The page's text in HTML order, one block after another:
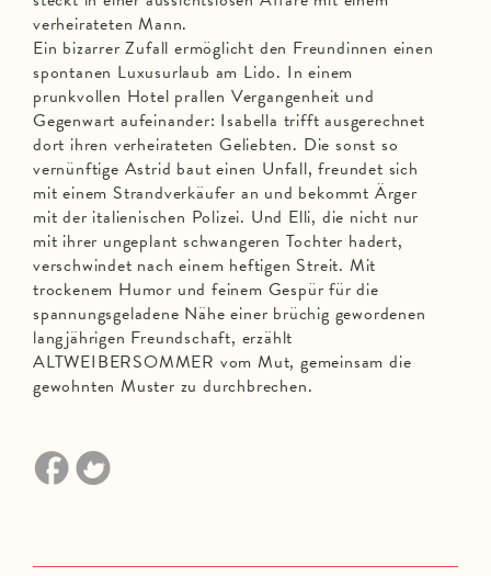
verheirateten Mann.
Ein bizarrer Zufall ermöglicht den Freundinnen einen
spontanen Luxusurlaub am Lido. In einem
prunkvollen Hotel prallen Vergangenheit und
Gegenwart aufeinander: Isabella trifft ausgerechnet
dort ihren verheirateten Geliebten. Die sonst so
vernünftige Astrid baut einen Unfall, freundet sich
mit einem Strandverkäufer an und bekommt Ärger
mit der italienischen Polizei. Und Elli, die nicht nur
mit ihrer ungeplant schwangeren Tochter hadert,
verschwindet nach einem heftigen Streit. Mit
trockenem Humor und feinem Gespür für die
spannungsgeladene Nähe einer brüchig gewordenen
langjährigen Freundschaft, erzählt
ALTWEIBERSOMMER vom Mut, gemeinsam die
gewohnten Muster zu durchbrechen.